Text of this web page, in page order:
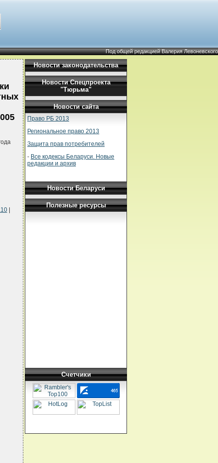
Под общей редакцией Валерия Левоневского
|
Новости законодательства
Новости Спецпроекта
"Тюрьма"
Новости сайта
Право РБ 2013
Региональное право 2013
Защита прав потребителей
- Все кодексы Беларуси. Новые
редакции и архив
Новости Беларуси
Полезные ресурсы
Счетчики